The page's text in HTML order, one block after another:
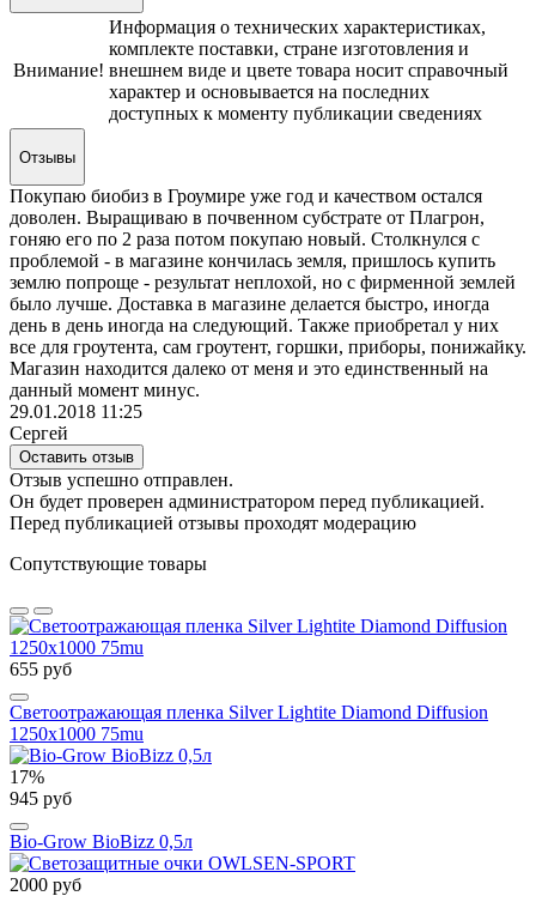
Внимание!
Информация о технических характеристиках,
комплекте поставки, стране изготовления и
внешнем виде и цвете товара носит справочный
характер и основывается на последних
доступных к моменту публикации сведениях
Отзывы
Покупаю биобиз в Гроумире уже год и качеством остался
доволен. Выращиваю в почвенном субстрате от Плагрон,
гоняю его по 2 раза потом покупаю новый. Столкнулся с
проблемой - в магазине кончилась земля, пришлось купить
землю попроще - результат неплохой, но с фирменной землей
было лучше. Доставка в магазине делается быстро, иногда
день в день иногда на следующий. Также приобретал у них
все для гроутента, сам гроутент, горшки, приборы, понижайку.
Магазин находится далеко от меня и это единственный на
данный момент минус.
29.01.2018 11:25
Сергей
Оставить отзыв
Отзыв успешно отправлен.
Он будет проверен администратором перед публикацией.
Перед публикацией отзывы проходят модерацию
Сопутствующие товары
655 руб
Светоотражающая пленка Silver Lightite Diamond Diffusion
1250х1000 75mu
17%
945 руб
Bio-Grow BioBizz 0,5л
2000 руб